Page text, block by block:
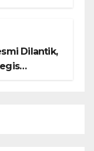
Dilantik,